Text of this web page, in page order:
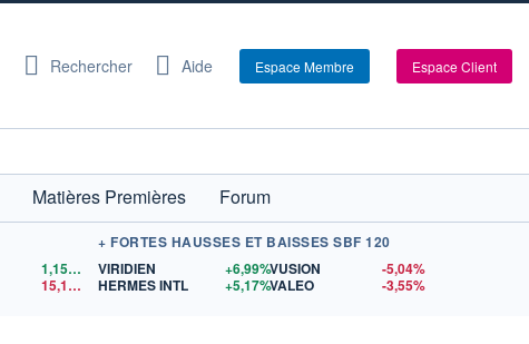
Rechercher Aide Espace Membre Espace Client
Matières Premières
Forum
1,1521
$US
15,15$US
+ FORTES HAUSSES ET BAISSES SBF 120
VIRIDIEN
+6,99%
HERMES INTL
+5,17%
VUSION
-5,04%
VALEO
-3,55%